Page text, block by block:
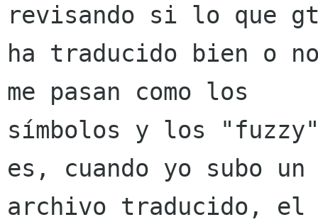
revisando si lo que
ha traducido bien o
me pasan como los
símbolos y los
es, cuando yo subo un
archivo traducido, el